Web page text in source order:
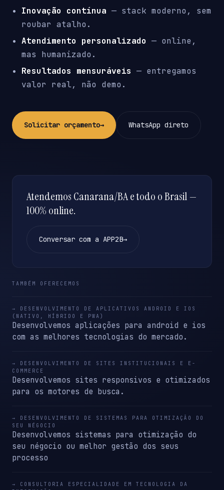
Inovação contínua — stack moderno, sem
roubar atalho.
Atendimento personalizado — online,
mas humanizado.
Resultados mensuráveis — entregamos
valor real, não demo.
Solicitar orçamento→ WhatsApp direto
Atendemos Canarana/BA e todo o Brasil —
100% online.
Conversar com a APP2B→
TAMBÉM OFERECEMOS
→ DESENVOLVIMENTO DE APLICATIVOS ANDROID E IOS
(NATIVO, HÍBRIDO E PWA)
Desenvolvemos aplicações para android e ios
com as melhores tecnologias do mercado.
→ DESENVOLVIMENTO DE SITES INSTITUCIONAIS E E-
COMMERCE
Desenvolvemos sites responsivos e otimizados
para os motores de busca.
→ DESENVOLVIMENTO DE SISTEMAS PARA OTIMIZAÇÃO DO
SEU NÉGOCIO
Desenvolvemos sistemas para otimização do
seu négocio ou melhor gestão dos seus
processo
→ CONSULTORIA ESPECIALIDADE EM TECNOLOGIA DA